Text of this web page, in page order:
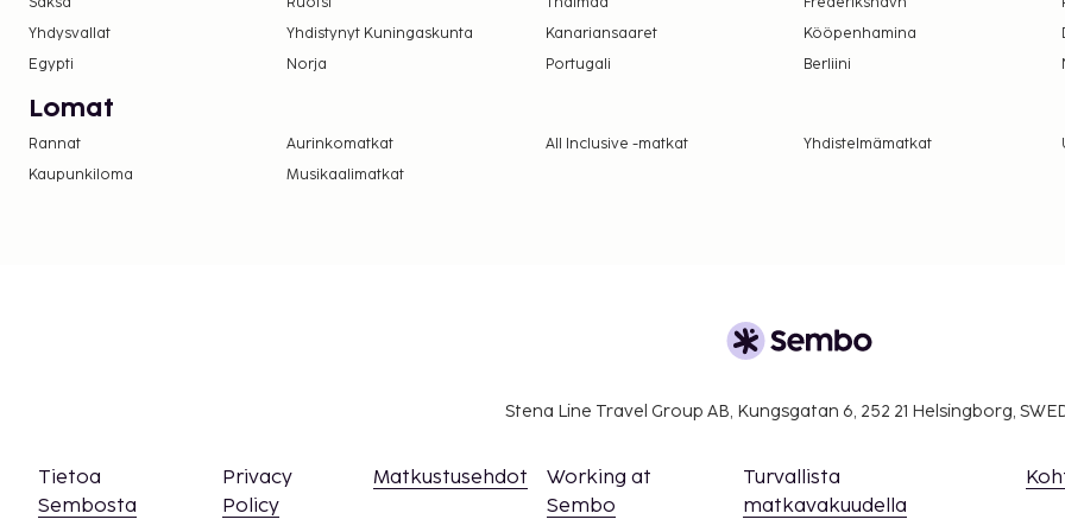
Yhdysvallat
Yhdistynyt Kuningaskunta
Kanariansaaret
Egypti
Norja Portugali
Kööpenhamina
Berliini
Lomat
Rannat Aurinkomatkat All Inclusive -matkat Yhdistelmämatkat
Kaupunkiloma
Musikaalimatkat
Stena Line Travel Group AB, Kungsgatan 6, 252 21 Helsingborg,
Tietoa
Sembosta
Privacy
Policy
Matkustusehdot
Working at
Sembo
Turvallista
matkavakuudella